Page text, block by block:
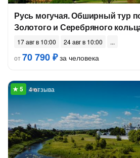
Русь могучая. Обширный тур
Золотого и Серебряного
17 авг в 10:00
24 авг в 10:00
от70 790 ₽за человека
4 отзыва